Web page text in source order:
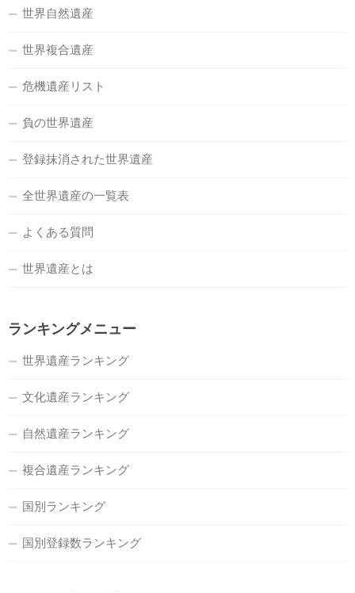
世界自然遺産
世界複合遺産
危機遺産リスト
負の世界遺産
登録抹消された世界遺産
全世界遺産の一覧表
よくある質問
世界遺産とは
ランキングメニュー
世界遺産ランキング
文化遺産ランキング
自然遺産ランキング
複合遺産ランキング
国別ランキング
国別登録数ランキング